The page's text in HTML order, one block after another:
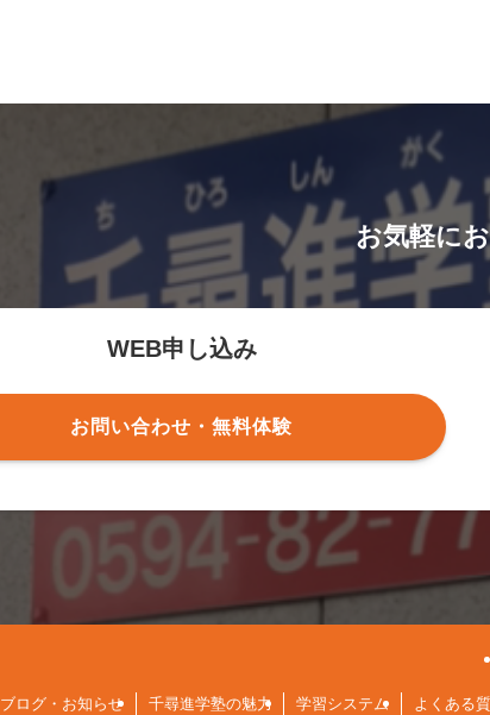
お気軽に
WEB申し込み
お問い合わせ・無料体験
ブログ・お知らせ 千尋進学塾の魅力 学習システム よくある